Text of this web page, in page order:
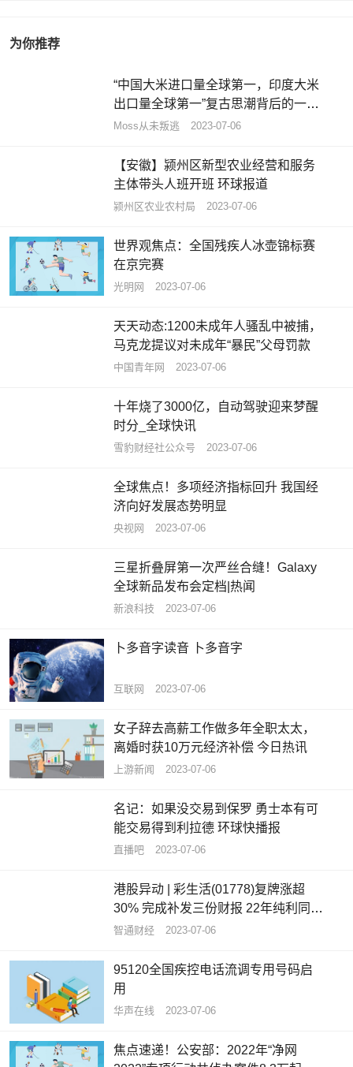
为你推荐
“中国大米进口量全球第一，印度大米
出口量全球第一”复古思潮背后的一些
数据
Moss从未叛逃 2023-07-06
【安徽】颍州区新型农业经营和服务
主体带头人班开班 环球报道
颍州区农业农村局 2023-07-06
世界观焦点：全国残疾人冰壶锦标赛
在京完赛
光明网 2023-07-06
天天动态:1200未成年人骚乱中被捕，
马克龙提议对未成年“暴民”父母罚款
中国青年网 2023-07-06
十年烧了3000亿，自动驾驶迎来梦醒
时分_全球快讯
雪豹财经社公众号 2023-07-06
全球焦点！多项经济指标回升 我国经
济向好发展态势明显
央视网 2023-07-06
三星折叠屏第一次严丝合缝！Galaxy
全球新品发布会定档|热闻
新浪科技 2023-07-06
卜多音字读音 卜多音字
互联网 2023-07-06
女子辞去高薪工作做多年全职太太，
离婚时获10万元经济补偿 今日热讯
上游新闻 2023-07-06
名记：如果没交易到保罗 勇士本有可
能交易得到利拉德 环球快播报
直播吧 2023-07-06
港股异动 | 彩生活(01778)复牌涨超
30% 完成补发三份财报 22年纯利同比
增长77.61%
智通财经 2023-07-06
95120全国疾控电话流调专用号码启
用
华声在线 2023-07-06
焦点速递！公安部：2022年“净网